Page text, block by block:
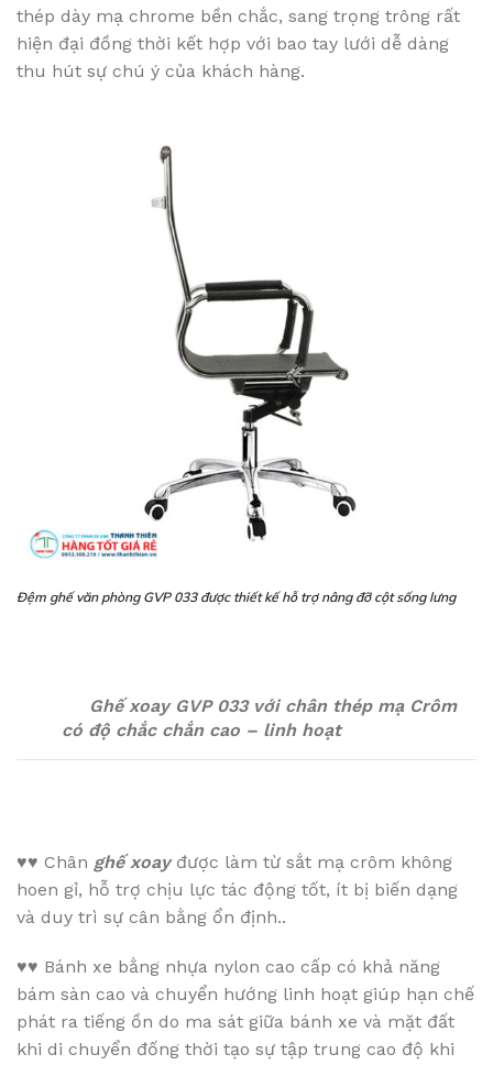
thép dày mạ chrome bền chắc, sang trọng trông rất
hiện đại đồng thời kết hợp với bao tay lưới dễ dàng
thu hút sự chú ý của khách hàng.
Đệm ghế văn phòng GVP 033 được thiết kế hỗ trợ nâng đỡ cột sống lưng
Ghế xoay GVP 033 với chân thép mạ Crôm
có ​​độ chắc chắn cao – linh hoạt
♥♥ Chân ghế xoayđược làm từ sắt mạ crôm không
hoen gỉ, hỗ trợ chịu lực tác động tốt, ít bị biến dạng
và duy trì sự cân bằng ổn định..
♥♥ Bánh xe bằng nhựa nylon cao cấp có khả năng
bám sàn cao và chuyển hướng linh hoạt giúp hạn chế
phát ra tiếng ồn do ma sát giữa bánh xe và mặt đất
khi di chuyển đống thời tạo sự tập trung cao độ khi